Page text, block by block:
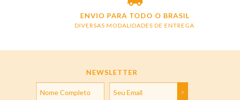
ENVIO PARA TODO O BRASIL
DIVERSAS MODALIDADES DE ENTREGA
NEWSLETTER